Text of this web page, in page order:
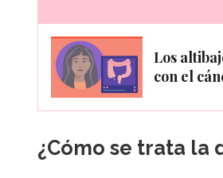
Los
con el
¿Cómo se trata la